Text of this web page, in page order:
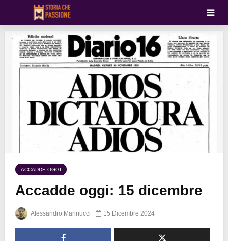
ACCADDE OGGI
Accadde oggi: 15 dicembre
Alessandro Marinucci 15 Dicembre 2024